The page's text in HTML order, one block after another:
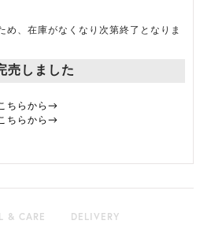
め、在庫がなくなり次第終了となりま
売しました
ちらから→
ちらから→
& CARE DELIVERY